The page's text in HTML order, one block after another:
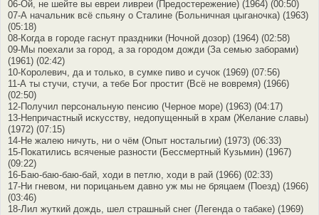
06-Ой, не шейте вы евреи ливреи (Предостережение) (1964) (00:50)
07-А начальник всё спьяну о Сталине (Больничная цыганочка) (1963)
(05:18)
08-Когда в городе гаснут праздники (Ночной дозор) (1964) (02:58)
09-Мы поехали за город, а за городом дожди (За семью заборами)
(1961) (02:42)
10-Королевич, да и только, в сумке пиво и сучок (1969) (07:56)
11-А ты стучи, стучи, а тебе Бог простит (Всё не вовремя) (1966)
(02:50)
12-Получил персональную пенсию (Черное море) (1963) (04:17)
13-Непричастный искусству, недопущенный в храм (Желание славы)
(1972) (07:15)
14-Не жалею ничуть, ни о чём (Опыт ностальгии) (1973) (06:33)
15-Покатились всяченые разности (Бессмертный Кузьмин) (1967)
(09:22)
16-Баю-баю-баю-бай, ходи в петлю, ходи в рай (1966) (02:33)
17-Ни гневом, ни порицаньем давно уж мы не бряцаем (Поезд) (1966)
(03:46)
18-Лил жуткий дождь, шел страшный снег (Легенда о табаке) (1969)